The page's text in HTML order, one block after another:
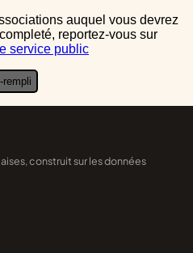
reportez-vous sur
service public
rempli